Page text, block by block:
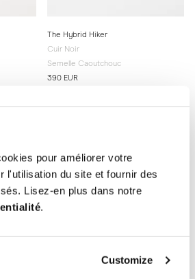
pour améliorer votre
l'utilisation du site et fournir des
Lisez-en plus dans notre
.
Customize
The Hybrid Hiker
Cuir Noir
Semelle Caoutchouc
390 EUR